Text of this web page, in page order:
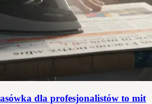
dla profesjonalistów to mit